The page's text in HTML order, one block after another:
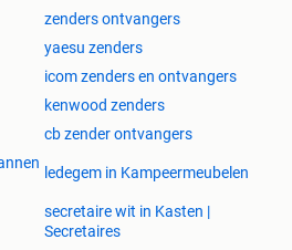
Back-upoptie– vind snel wat je
instellingen veilig
& 5GHz) en een
stabiele streaming zonder
zenders ontvangers
yaesu zenders
icom zenders en ontvangers
kenwood zenders
cb zender ontvangers
ledegem in Kampeermeubelen
secretaire wit in Kasten |
Secretaires